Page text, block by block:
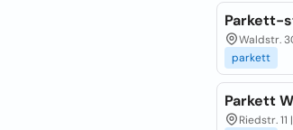
Parkett-
Waldstr.
parkett
Parkett
Riedstr.